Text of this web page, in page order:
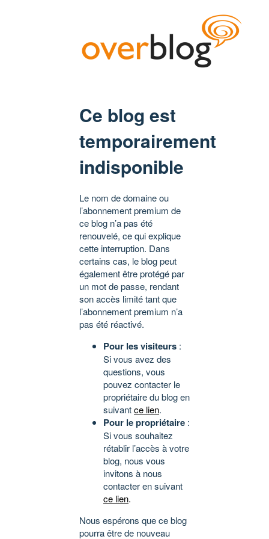
Ce blog est
temporairement
indisponible
Le nom de domaine ou
l’abonnement premium de
ce blog n’a pas été
renouvelé, ce qui explique
cette interruption. Dans
certains cas, le blog peut
également être protégé par
un mot de passe, rendant
son accès limité tant que
l’abonnement premium n’a
pas été réactivé.
Pour les visiteurs :
Si vous avez des
questions, vous
pouvez contacter le
propriétaire du blog en
suivantce lien.
Pour le propriétaire :
Si vous souhaitez
rétablir l’accès à votre
blog, nous vous
invitons à nous
contacter en suivant
ce lien.
Nous espérons que ce blog
pourra être de nouveau